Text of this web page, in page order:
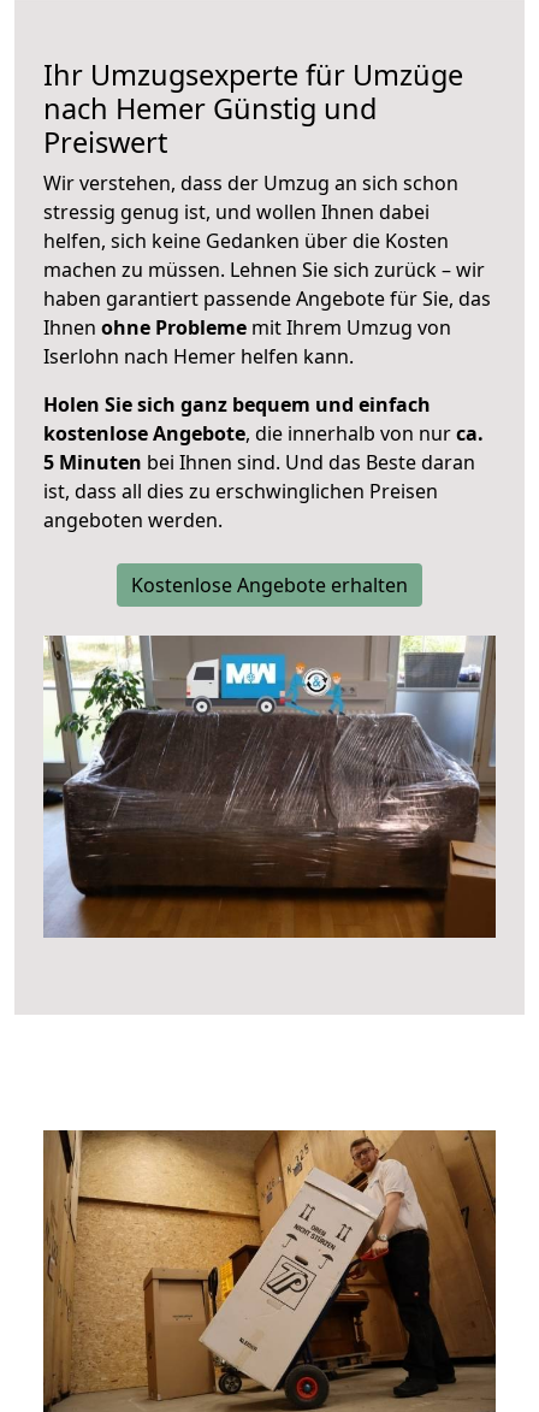
Ihr Umzugsexperte für Umzüge
nach Hemer Günstig und
Preiswert
Wir verstehen, dass der Umzug an sich schon
stressig genug ist, und wollen Ihnen dabei
helfen, sich keine Gedanken über die Kosten
machen zu müssen. Lehnen Sie sich zurück – wir
haben garantiert passende Angebote für Sie, das
Ihnen ohne Probleme mit Ihrem Umzug von
Iserlohn nach Hemer helfen kann.
Holen Sie sich ganz bequem und einfach
kostenlose Angebote, die innerhalb von nurca.
5 Minuten bei Ihnen sind. Und das Beste daran
ist, dass all dies zu erschwinglichen Preisen
angeboten werden.
Kostenlose Angebote erhalten